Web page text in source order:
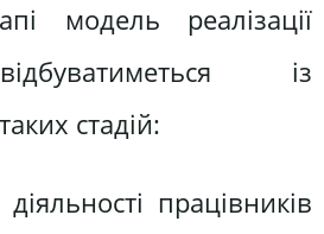
модель реалізації
із
стадій:
працівників